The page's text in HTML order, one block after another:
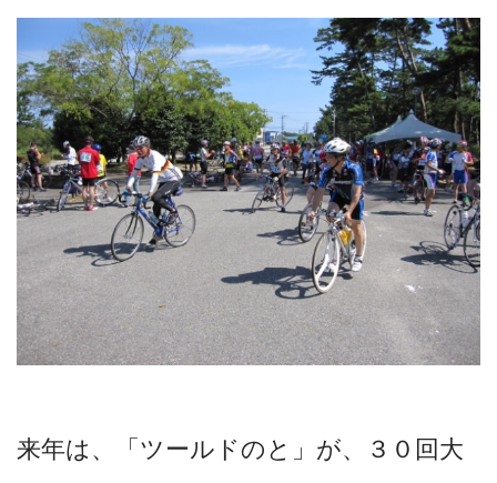
来年は、「ツールドのと」が、３０回大